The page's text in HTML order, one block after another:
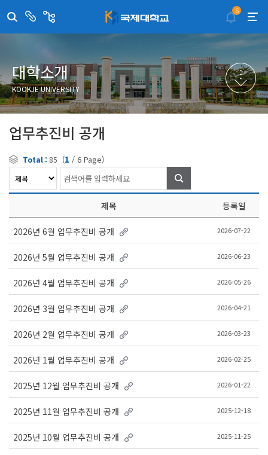
센
국제대학교 입학안내
학술정보원
학생생활관
국제교류센터
산학협력단
평생교육원
교수학습지원센터
무선인터넷이용안내
포탈사이트
증명발급사이트
국제무인항공
6
대학소개
KOOKJE UNIVERSITY
업무추진비 공개
Total : 85 (1 / 6 Page)
제목 등록일
2026년 6월 업무추진비 공개 2026-07-22
2026년 5월 업무추진비 공개 2026-06-23
2026년 4월 업무추진비 공개 2026-05-26
2026년 3월 업무추진비 공개 2026-04-21
2026년 2월 업무추진비 공개 2026-03-23
2026년 1월 업무추진비 공개 2026-02-25
2025년 12월 업무추진비 공개 2026-01-22
2025년 11월 업무추진비 공개 2025-12-18
2025년 10월 업무추진비 공개 2025-11-25